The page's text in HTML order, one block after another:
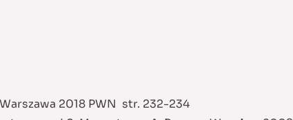
2018 PWN str. 232-234